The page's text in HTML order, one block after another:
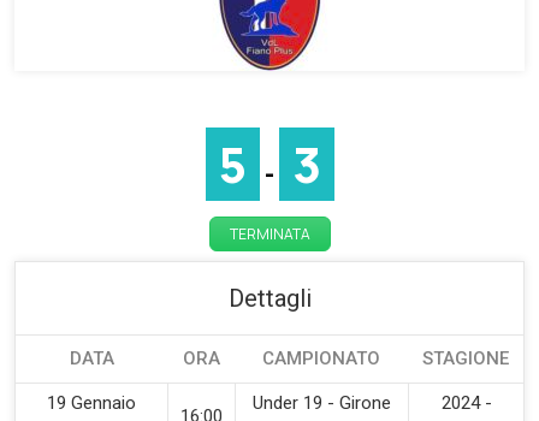
5 - 3
TERMINATA
Dettagli
DATA ORA CAMPIONATO STAGIONE
19 Gennaio
16:00
Under 19 - Girone
2024 -